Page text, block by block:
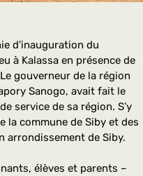
d’inauguration du
à Kalassa en présence de
gouverneur de la région
Sanogo, avait fait le
service de sa région. S’y
la commune de Siby et des
arrondissement de Siby.
élèves et parents –